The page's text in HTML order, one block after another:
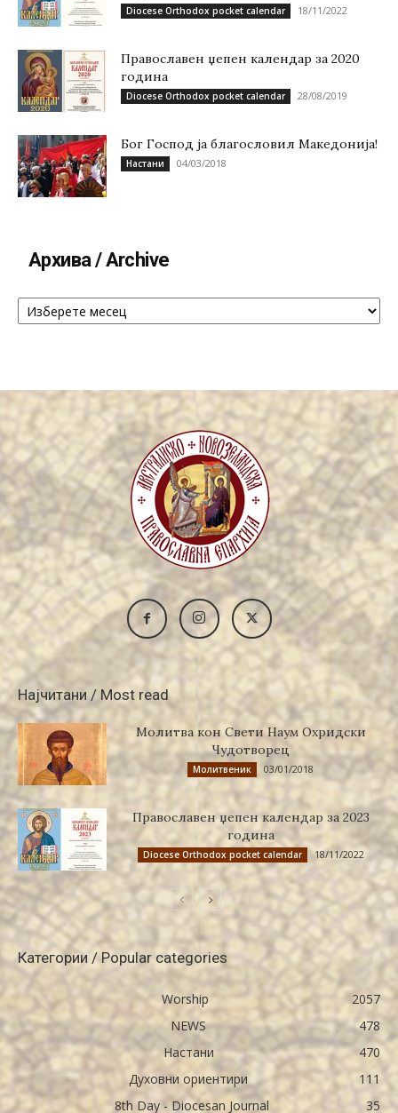
Diocese Orthodox pocket calendar 18/11/2022
Православен џепен календар за 2020
година
Diocese Orthodox pocket calendar 28/08/2019
Бог Господ ја благословил Македонија!
Настани 04/03/2018
Архива / Archive
Архива
Најчитани / Most read
Молитва кон Свети Наум Охридски
Чудотворец
Молитвеник 03/01/2018
Православен џепен календар за 2023
година
Diocese Orthodox pocket calendar 18/11/2022
Категории / Popular categories
Worship
2057
NEWS
478
Настани
470
Духовни ориентири
111
8th Day - Diocesan Journal
35